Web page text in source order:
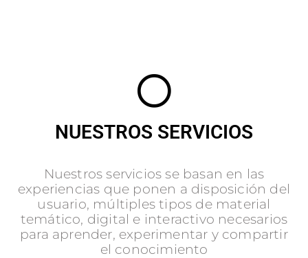
NUESTROS SERVICIOS
Nuestros servicios se basan en las
experiencias que ponen a disposición del
usuario, múltiples tipos de material
temático, digital e interactivo necesarios
para aprender, experimentar y compartir
el conocimiento